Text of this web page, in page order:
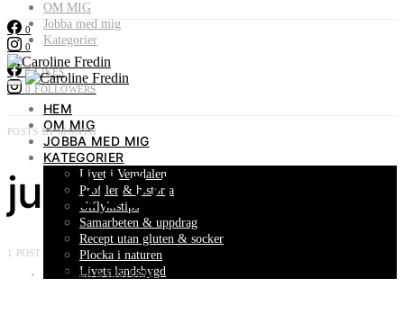
OM MIG
Jobba med mig
Kategorier
0 LIKES
0 FOLLOWERS
0
0
HEM
OM MIG
JOBBA MED MIG
KATEGORIER
Livet i Vemdalen
Profiler & historia
Utflyktstips
Samarbeten & uppdrag
Recept utan gluten & socker
Plocka i naturen
Livets landsbygd
POSTS BY MONTH
juli 2024
1 POST
PROFILER & HISTORIA